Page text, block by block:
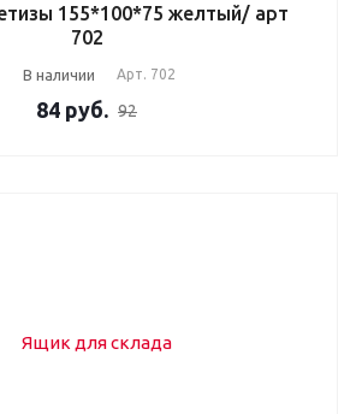
155*100*75 желтый/ арт
702
В наличии Арт. 702
84 руб. 92